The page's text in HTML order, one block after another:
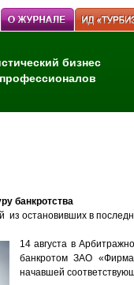
бизнес
банкротства
из остановивших в
14 августа в
банкротом ЗАО
начавшей